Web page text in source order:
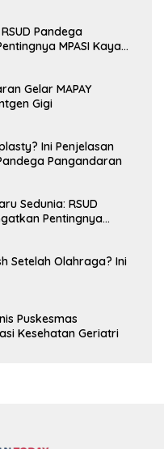
Pandega
MPASI Kaya
Gelar MAPAY
Gigi
Ini Penjelasan
Pangandaran
Sedunia: RSUD
Pentingnya
Setelah Olahraga? Ini
Puskesmas
Kesehatan Geriatri